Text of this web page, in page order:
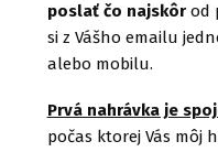
poslať čo najskôrod
si z Vášho emailu
alebo mobilu.
Prvá nahrávka je
počas ktorej Vás môj